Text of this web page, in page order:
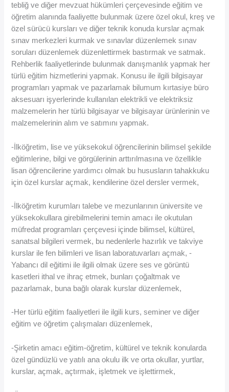
tebliğ ve diğer mevzuat hükümleri çerçevesinde eğitim ve
öğretim alanında faaliyette bulunmak üzere özel okul, kreş ve
özel sürücü kursları ve diğer teknik konuda kurslar açmak
sınav merkezleri kurmak ve sınavlar düzenlemek sınav
soruları düzenlemek düzenlettirmek bastırmak ve satmak.
Rehberlik faaliyetlerinde bulunmak danışmanlık yapmak her
türlü eğitim hizmetlerini yapmak. Konusu ile ilgili bilgisayar
programları yapmak ve pazarlamak bilumum kırtasiye büro
aksesuarı işyerlerinde kullanılan elektrikli ve elektriksiz
malzemelerin her türlü bilgisayar ve bilgisayar ürünlerinin ve
malzemelerinin alım ve satımını yapmak.
-İlköğretim, lise ve yüksekokul öğrencilerinin bilimsel şekilde
eğitimlerine, bilgi ve görgülerinin arttırılmasına ve özellikle
lisan öğrencilerine yardımcı olmak bu hususların tahakkuku
için özel kurslar açmak, kendilerine özel dersler vermek,
-İlköğretim kurumları talebe ve mezunlarının üniversite ve
yüksekokullara girebilmelerini temin amacı ile okutulan
müfredat programları çerçevesi içinde bilimsel, kültürel,
sanatsal bilgileri vermek, bu nedenlerle hazırlık ve takviye
kurslar ile fen bilimleri ve lisan laboratuvarları açmak, -
Yabancı dil eğitimi ile ilgili olmak üzere ses ve görüntü
kasetleri ithal ve ihraç etmek, bunları çoğaltmak ve
pazarlamak, buna bağlı olarak kurslar düzenlemek,
-Her türlü eğitim faaliyetleri ile ilgili kurs, seminer ve diğer
eğitim ve öğretim çalışmaları düzenlemek,
-Şirketin amacı eğitim-öğretim, kültürel ve teknik konularda
özel gündüzlü ve yatılı ana okulu ilk ve orta okullar, yurtlar,
kurslar, açmak, açtırmak, işletmek ve işlettirmek,